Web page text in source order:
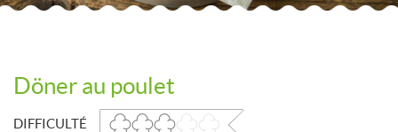
Döner au poulet
DIFFICULTÉ